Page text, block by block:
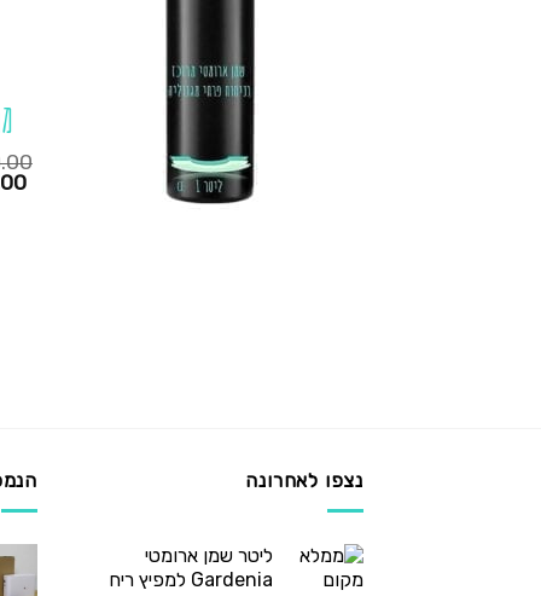
המחיר
נצפו לאחרונה
ליטר שמן ארומטי
Gardenia למפיץ ריח